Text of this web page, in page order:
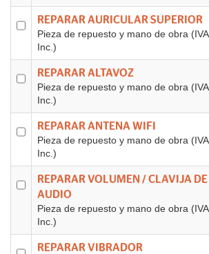
REPARAR AURICULAR SUPERIOR
Pieza de repuesto y mano de obra (IVA
Inc.)
REPARAR ALTAVOZ
Pieza de repuesto y mano de obra (IVA
Inc.)
REPARAR ANTENA WIFI
Pieza de repuesto y mano de obra (IVA
Inc.)
REPARAR VOLUMEN / CLAVIJA DE
AUDIO
Pieza de repuesto y mano de obra (IVA
Inc.)
REPARAR VIBRADOR